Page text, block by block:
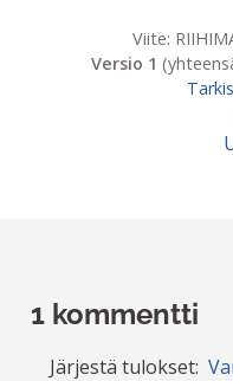
Viite:
Versio 1
1 kommentti
Järjestä tulokset: